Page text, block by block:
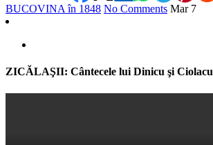
BUCOVINA în 1848 No Comments Mar 7
ZICĂLAŞII: Cântecele lui Dinicu şi Ciolacu